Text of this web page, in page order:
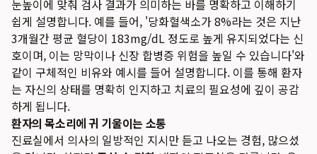
눈높이에 맞춰 검사 결과가 의미하는 바를 명확하고 이해하기
쉽게 설명합니다. 예를 들어, '당화혈색소가 8%라는 것은 지난
3개월간 평균 혈당이 183mg/dL 정도로 높게 유지되었다는 신
호이며, 이는 망막이나 신장 합병증 위험을 높일 수 있습니다'와
같이 구체적인 비유와 예시를 들어 설명합니다. 이를 통해 환자
는 자신의 상태를 명확히 인지하고 치료의 필요성에 깊이 공감
하게 됩니다.
환자의 목소리에 귀 기울이는 소통
진료실에서 의사의 일방적인 지시만 듣고 나오는 경험, 많으셨